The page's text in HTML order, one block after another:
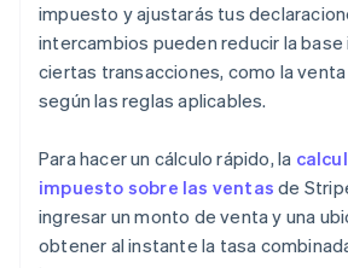
impuesto y ajustarás tus
intercambios pueden reducir la base
ciertas transacciones, como la
según las reglas aplicables.
Para hacer un cálculo rápido, la
impuesto sobre las ventas de
ingresar un monto de venta y una
obtener al instante la tasa